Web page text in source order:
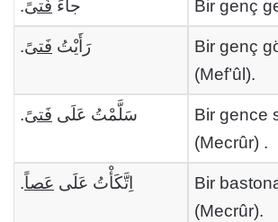
جاَءَ فَتىً. Bir genç
رَأَيْتُ فَتىً.
Bir genç
(Mef’ûl).
سَلَّمْتُ عَلَى فَتىً.
Bir gence
(Mecrûr) .
اِتَّكَأْتُ عَلَى عَصاً.
Bir
(Mecrûr).